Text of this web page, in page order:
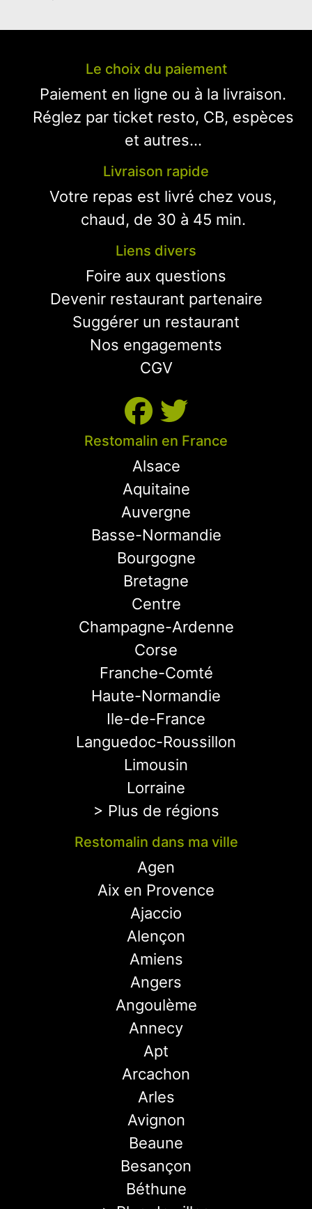
Le choix du paiement
Paiement en ligne ou à la livraison.
Réglez par ticket resto, CB, espèces
et autres...
Livraison rapide
Votre repas est livré chez vous,
chaud, de 30 à 45 min.
Liens divers
Foire aux questions
Devenir restaurant partenaire
Suggérer un restaurant
Nos engagements
CGV
Restomalin en France
Alsace
Aquitaine
Auvergne
Basse-Normandie
Bourgogne
Bretagne
Centre
Champagne-Ardenne
Corse
Franche-Comté
Haute-Normandie
Ile-de-France
Languedoc-Roussillon
Limousin
Lorraine
> Plus de régions
Restomalin dans ma ville
Agen
Aix en Provence
Ajaccio
Alençon
Amiens
Angers
Angoulème
Annecy
Apt
Arcachon
Arles
Avignon
Beaune
Besançon
Béthune